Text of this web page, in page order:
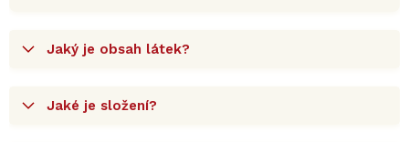
Jaký je obsah látek?
Jaké je složení?